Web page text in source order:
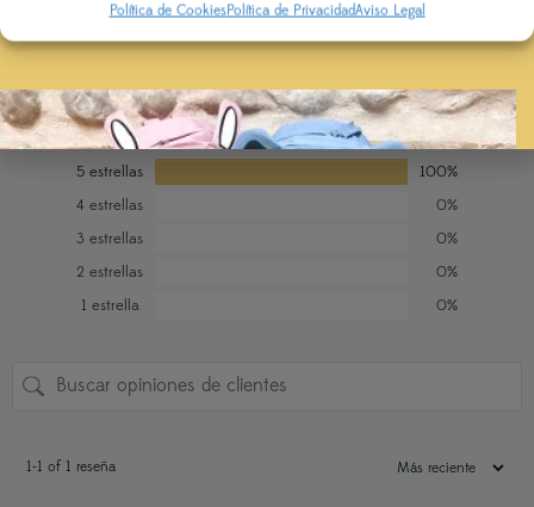
Política de CookiesPolítica de PrivacidadAviso Legal
5,0
Basado en 1 reseñas.
5 estrellas
100%
4 estrellas
0%
3 estrellas
0%
2 estrellas
0%
1 estrella
0%
1-1 of 1 reseña